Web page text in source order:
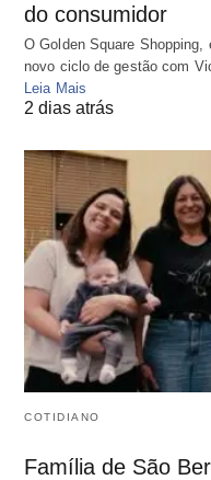
do consumidor
O Golden Square
novo ciclo de gestão com
Leia Mais
2 dias atrás
COTIDIANO
Família de São